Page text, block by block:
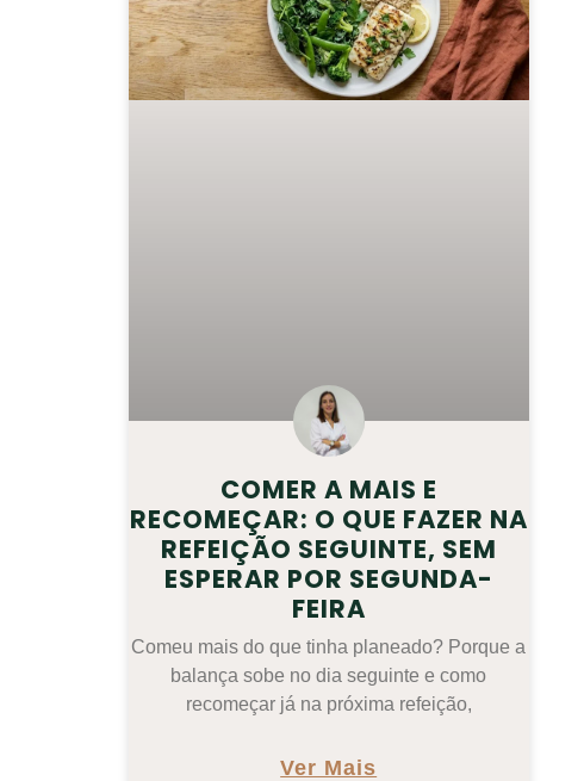
COMER A MAIS E
RECOMEÇAR: O QUE FAZER NA
REFEIÇÃO SEGUINTE, SEM
ESPERAR POR SEGUNDA-
FEIRA
Comeu mais do que tinha planeado? Porque a
balança sobe no dia seguinte e como
recomeçar já na próxima refeição,
Ver Mais